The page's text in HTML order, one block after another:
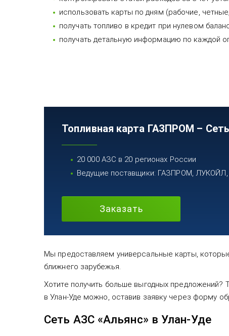
использовать карты по дням (рабочие,
получать топливо в кредит при нулевом
получать детальную информацию по каждой
Топливная карта ГАЗПРОМ –
20 000 АЗС в 20 регионах России
Ведущие поставщики: ГАЗПРОМ, ЛУКОЙЛ,
Заказать
Мы предоставляем универсальные карты,
ближнего зарубежья.
Хотите получить больше выгодных предложений?
в Улан-Уде можно, оставив заявку через форму
Сеть АЗС «Альянс» в Улан-Уде